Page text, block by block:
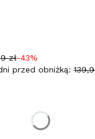
zł-43%
przed obniżką: